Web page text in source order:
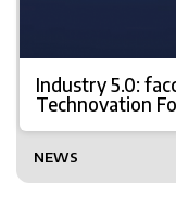
Industry 5.0:
Technovation
NEWS